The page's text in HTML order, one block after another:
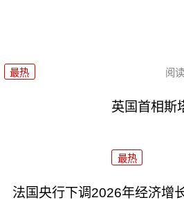
最热 阅读
英国首相斯
最热
法国央行下调2026年经济增